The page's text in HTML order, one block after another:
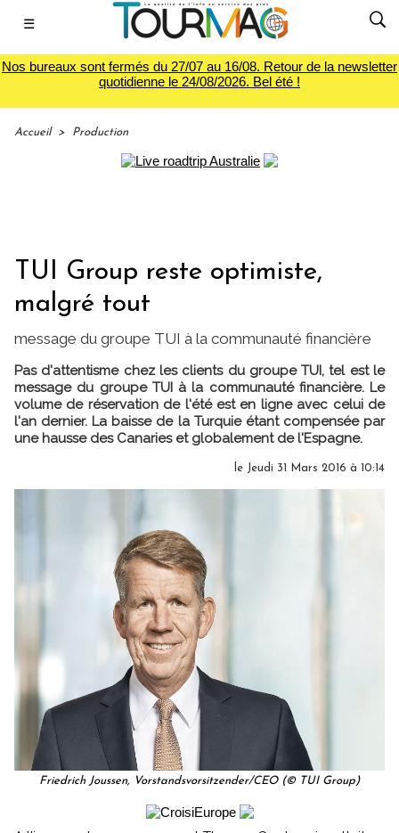
☰
Nos bureaux sont fermés du 27/07 au 16/08. Retour de la newsletter
quotidienne le 24/08/2026. Bel été !
Accueil > Production
TUI Group reste optimiste,
malgré tout
message du groupe TUI à la communauté financière
Pas d'attentisme chez les clients du groupe TUI, tel est le
message du groupe TUI à la communauté financière. Le
volume de réservation de l'été est en ligne avec celui de
l'an dernier. La baisse de la Turquie étant compensée par
une hausse des Canaries et globalement de l'Espagne.
le Jeudi 31 Mars 2016 à 10:14
Friedrich Joussen, Vorstandsvorsitzender/CEO (© TUI Group)